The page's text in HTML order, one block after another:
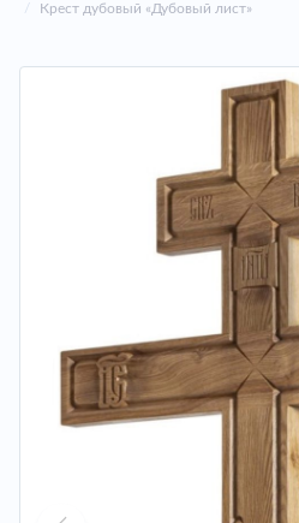
Крест дубовый «Дубовый лист»